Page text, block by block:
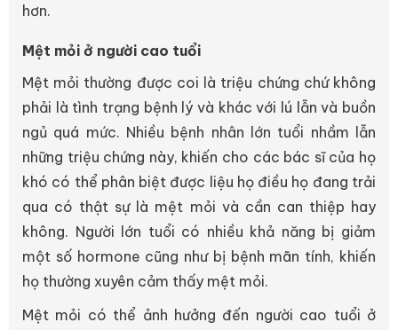
hơn.
Mệt mỏi ở người cao tuổi
Mệt mỏi thường được coi là triệu chứng chứ không
phải là tình trạng bệnh lý và khác với lú lẫn và buồn
ngủ quá mức. Nhiều bệnh nhân lớn tuổi nhầm lẫn
những triệu chứng này, khiến cho các bác sĩ của họ
khó có thể phân biệt được liệu họ điều họ đang trải
qua có thật sự là mệt mỏi và cần can thiệp hay
không. Người lớn tuổi có nhiều khả năng bị giảm
một số hormone cũng như bị bệnh mãn tính, khiến
họ thường xuyên cảm thấy mệt mỏi.
Mệt mỏi có thể ảnh hưởng đến người cao tuổi ở